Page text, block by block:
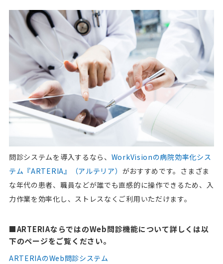
問診システムを導入するなら、 WorkVisionの病院効率化シス
テム『ARTERIA』（アルテリア） がおすすめです。さまざま
な年代の患者、職員などが誰でも直感的に操作できるため、入
力作業を効率化し、ストレスなくご利用いただけます。
■ARTERIAならではのWeb問診機能について詳しくは以
下のページをご覧ください。
ARTERIAのWeb問診システム